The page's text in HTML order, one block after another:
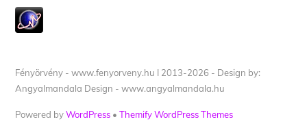
Fényörvény - www.fenyorveny.hu I 2013-2026 - Design by:
Angyalmandala Design - www.angyalmandala.hu
Powered byWordPress •Themify WordPress Themes